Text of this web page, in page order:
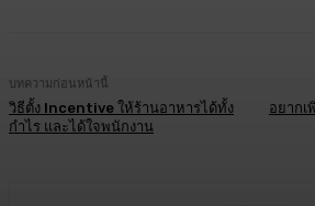
บทความก่อนหน้านี้
วิธีตั้ง Incentive ให้ร้านอาหารได้ทั้ง
กำไร และได้ใจพนักงาน
อยากเ